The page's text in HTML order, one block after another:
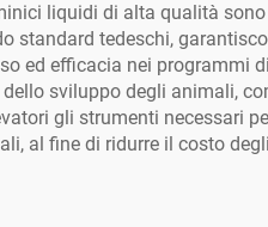
liquidi di alta qualità
standard tedeschi,
ed efficacia nei programmi
sviluppo degli animali,
gli strumenti necessari
al fine di ridurre il costo